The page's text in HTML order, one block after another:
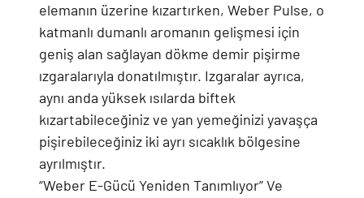
elemanın üzerine kızartırken, Weber Pulse, o
katmanlı dumanlı aromanın gelişmesi için
geniş alan sağlayan dökme demir pişirme
ızgaralarıyla donatılmıştır. Izgaralar ayrıca,
aynı anda yüksek ısılarda biftek
kızartabileceğiniz ve yan yemeğinizi yavaşça
pişirebileceğiniz iki ayrı sıcaklık bölgesine
ayrılmıştır.
“Weber E-Gücü Yeniden Tanımlıyor” Ve